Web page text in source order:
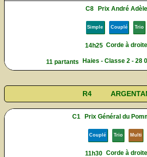
C8 Prix André Adèle
Simple Couplé Trio
14h25 Corde à droite
11 partants Haies - Classe 2 - 28
R4
C1 Prix Général du
Couplé Trio Multi
11h30 Corde à droite